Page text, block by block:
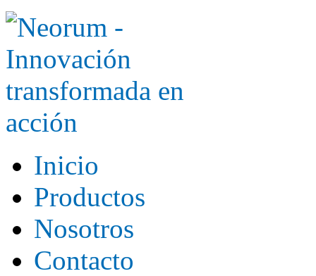
Inicio
Productos
Nosotros
Contacto